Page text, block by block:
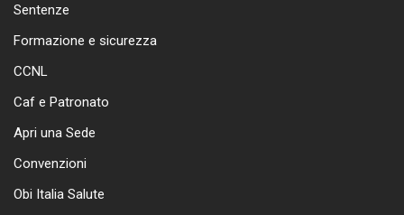
Sentenze
Formazione e sicurezza
CCNL
Caf e Patronato
Apri una Sede
Convenzioni
Obi Italia Salute